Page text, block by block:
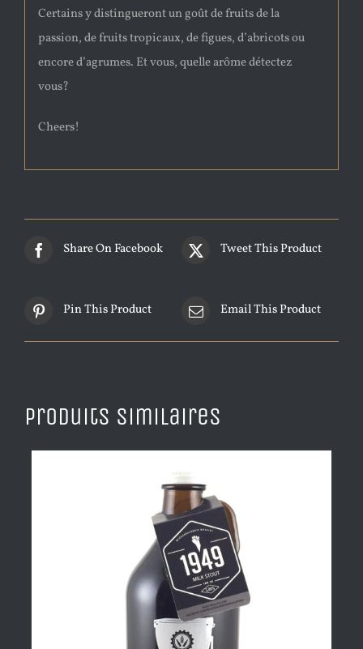
Certains y distingueront un goût de fruits de la
passion, de fruits tropicaux, de figues, d’abricots ou
encore d’agrumes. Et vous, quelle arôme détectez
vous?
Cheers!
Share On Facebook Tweet This Product
Pin This Product Email This Product
Produits similaires